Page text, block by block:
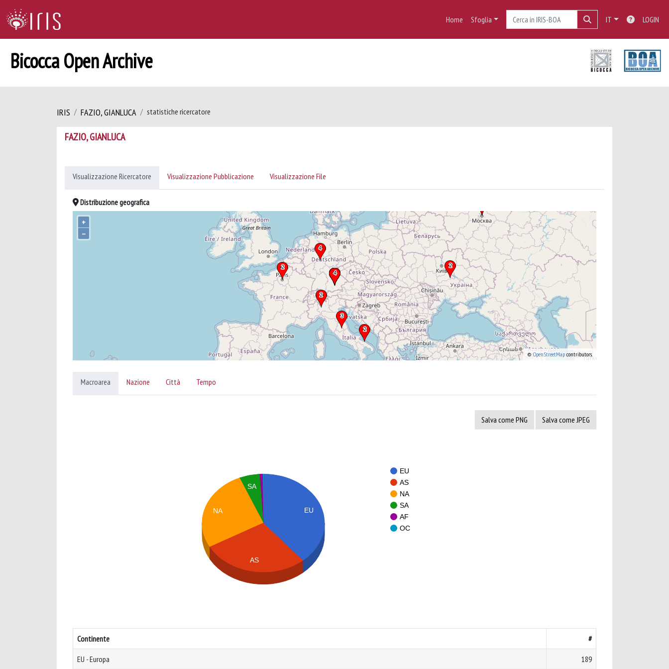
Home Sfoglia IT LOGIN
Bicocca Open Archive
IRIS FAZIO, GIANLUCA statistiche ricercatore
FAZIO, GIANLUCA
Visualizzazione Ricercatore Visualizzazione Pubblicazione Visualizzazione File
Distribuzione geografica
+
–
© OpenStreetMap contributors.
Macroarea Nazione Città Tempo
Salva come PNG Salva come JPEG
EU
AS
NA
SA
AF
OC
EU
SA
NA
AS
Continente #
EU - Europa 189